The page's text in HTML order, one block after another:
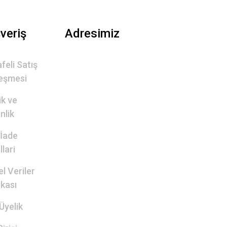
Satış
ve
Veriler
Adresimiz